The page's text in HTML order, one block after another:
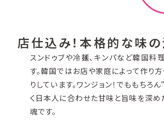
店仕込み！本格的な味
スンドゥブや冷麺、キンパなど韓国
す。韓国ではお店や家庭によって作り
りしています。ワンジョン！でももち
く日本人に合わせた甘味と旨味を深め
魂です。